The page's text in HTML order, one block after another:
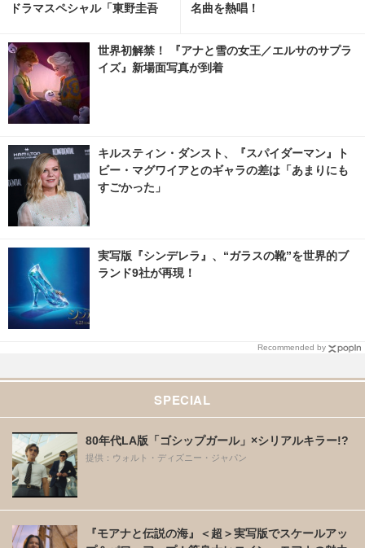
ドラマスペシャル「東野圭吾
名曲を熱唱！
世界初解禁！ 『アナと雪の女王／エルサのサプラ
イズ』新場面写真が到着
キルスティン・ダンスト、『スパイダーマン』ト
ビー・マグワイアとのギャラの差は「あまりにも
すごかった」
実写版『シンデレラ』、“ガラスの靴”を世界的ブ
ランド9社が再現！
Recommended by
SPECIAL
80年代LA版「ゴシップガール」×シリアルキラー!?
提供：ウォルト・ディズニー・ジャパン
『モアナと伝説の海』＜超＞実写版でスケールアッ